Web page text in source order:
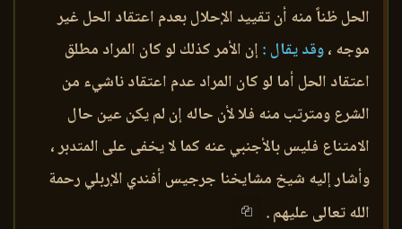
الحل ظناً منه أن تقييد الإحلال بعدم اعتقاد الحل غير
موجه ،وقد يقال :إن الأمر كذلك لو كان المراد مطلق
اعتقاد الحل أما لو كان المراد عدم اعتقاد ناشيء من
الشرع ومترتب منه فلا لأن حاله إن لم يكن عين حال
الامتناع فليس بالأجنبي عنه كما لا يخفى على المتدبر ،
وأشار إليه شيخ مشايخنا جرجيس أفندي الإربلي رحمة
الله تعالى عليهم .